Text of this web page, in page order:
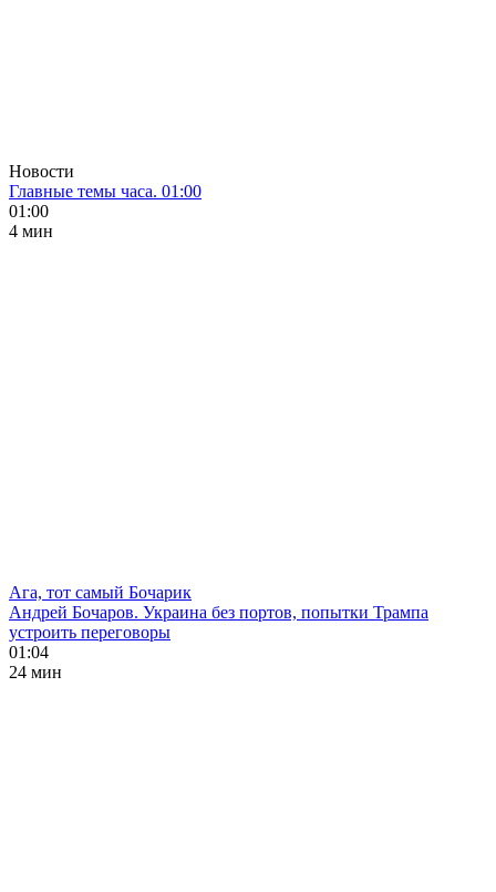
Новости
Главные темы часа. 01:00
01:00
4 мин
Ага, тот самый Бочарик
Андрей Бочаров. Украина без портов, попытки Трампа
устроить переговоры
01:04
24 мин